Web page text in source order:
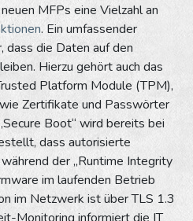
MFPs eine Vielzahl an
. Ein umfassender
dass die Daten auf den
Hierzu gehört auch das
Platform Module (TPM),
Zertifikate und Passwörter
Boot“ wird bereits bei
dass autorisierte
der „Runtime Integrity
im laufenden Betrieb
im Netzwerk ist über TLS 1.3